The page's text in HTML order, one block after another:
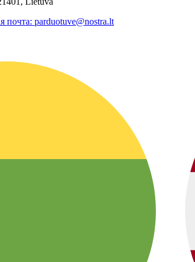
почта: parduotuve@nostra.lt